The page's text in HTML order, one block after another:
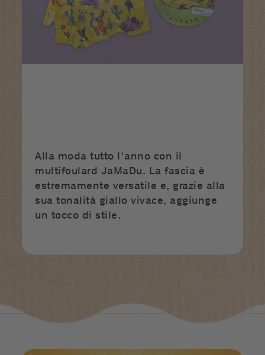
Alla moda tutto l'anno con il
multifoulard JaMaDu. La fascia è
estremamente versatile e, grazie alla
sua tonalità giallo vivace, aggiunge
un tocco di stile.